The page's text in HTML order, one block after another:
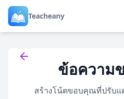
Teacheany
Back to toolsข้อความ
สร้างโน้ตขอบคุณที่ปรับแ